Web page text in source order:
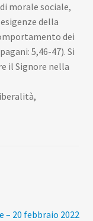
morale sociale,
della
dei
5,46-47). Si
il Signore nella
– 20 febbraio 2022